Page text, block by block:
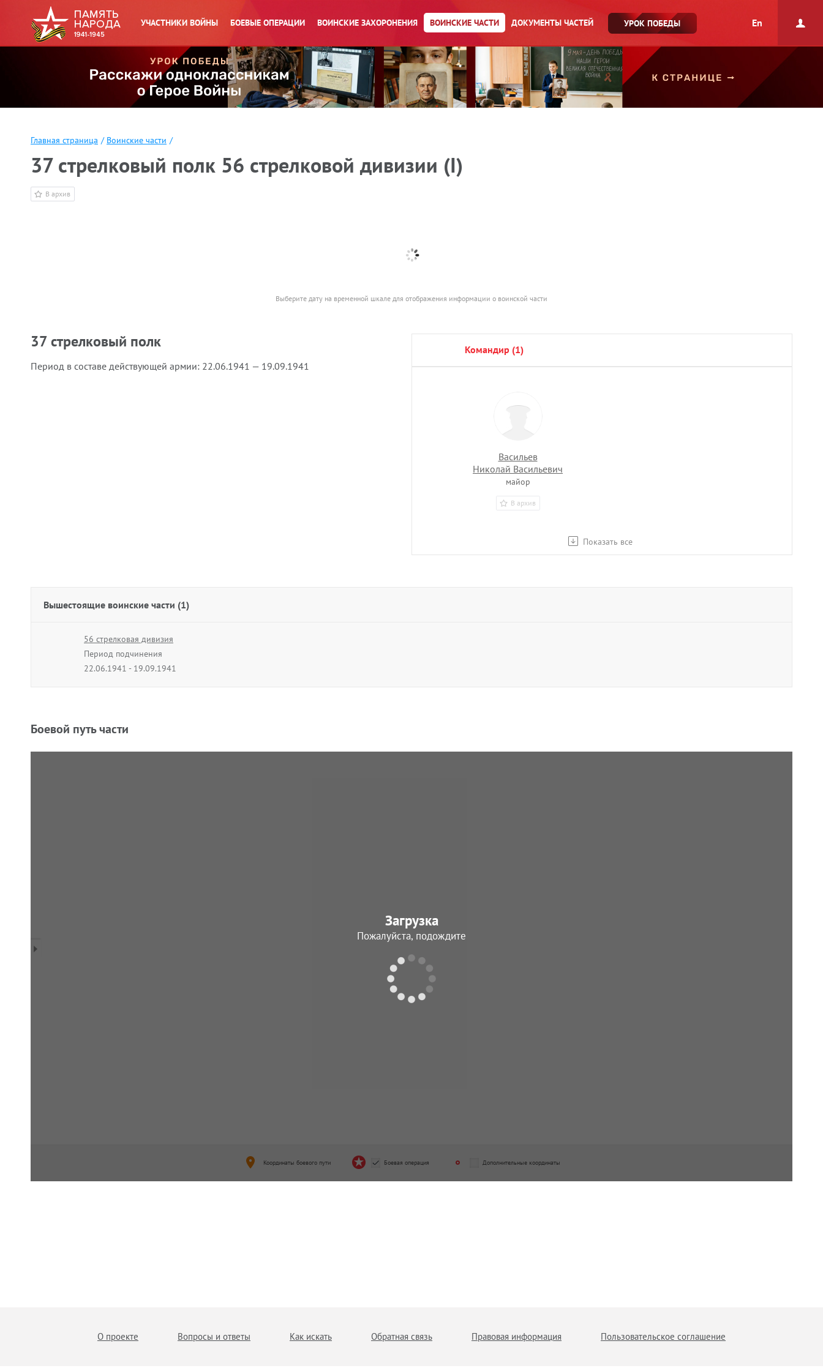
УЧАСТНИКИ ВОЙНЫ БОЕВЫЕ ОПЕРАЦИИ ВОИНСКИЕ ЗАХОРОНЕНИЯ ВОИНСКИЕ ЧАСТИ ДОКУМЕНТЫ ЧАСТЕЙ УРОК ПОБЕДЫ En
Главная страница / Воинские части /
37 стрелковый полк 56 стрелковой дивизии (I)
В архив
Выберите дату на временной шкале для отображения информации о воинской части
37 стрелковый полк
Период в составе действующей армии: 22.06.1941 — 19.09.1941
командир (1)
Показать все
Васильев
Николай Васильевич
майор
В архив
Вышестоящие воинские части (1)
56 стрелковая дивизия
Период подчинения
22.06.1941 - 19.09.1941
Боевой путь части
Координаты боевого пути Боевая операция Дополнительные координаты
Загрузка
Пожалуйста, подождите
О проекте Вопросы и ответы Как искать Обратная связь Правовая информация Пользовательское соглашение